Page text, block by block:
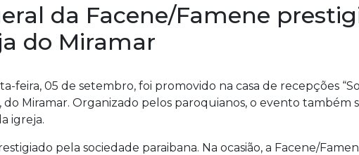
da Facene/Famene
do Miramar
feira, 05 de setembro, foi promovido na casa de recepções
do Miramar. Organizado pelos paroquianos, o evento também
igreja.
pela sociedade paraibana. Na ocasião, a Facene/